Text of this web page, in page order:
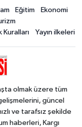
Eğitim
Ekonomi
Kuralları Yayın ilkeleri
olmak üzere tüm
güncel
ve tarafsız şekilde
haberleri, Kargı